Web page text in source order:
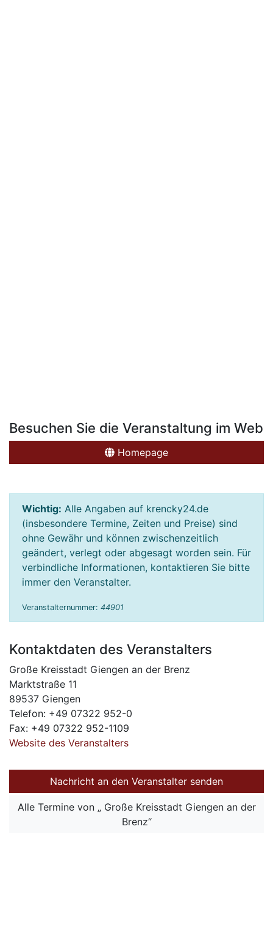
Besuchen Sie die Veranstaltung im Web
Homepage
Wichtig: Alle Angaben auf krencky24.de
(insbesondere Termine, Zeiten und Preise) sind
ohne Gewähr und können zwischenzeitlich
geändert, verlegt oder abgesagt worden sein. Für
verbindliche Informationen, kontaktieren Sie bitte
immer den Veranstalter.
Veranstalternummer: 44901
Kontaktdaten des Veranstalters
Große Kreisstadt Giengen an der Brenz
Marktstraße 11
89537 Giengen
Telefon: +49 07322 952-0
Fax: +49 07322 952-1109
Website des Veranstalters
Nachricht an den Veranstalter senden
Alle Termine von „ Große Kreisstadt Giengen an der
Brenz“